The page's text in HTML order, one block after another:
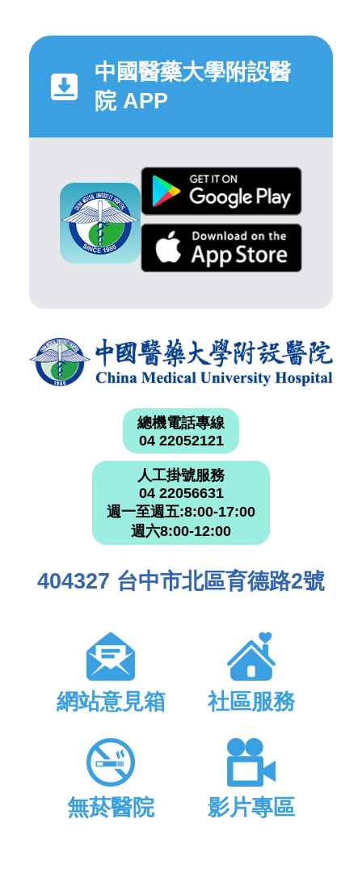
中國醫藥大學附設醫
院 APP
總機電話專線
04 22052121
人工掛號服務
04 22056631
週一至週五:8:00-17:00
週六8:00-12:00
404327 台中市北區育德路2號
網站意見箱 社區服務
無菸醫院 影片專區